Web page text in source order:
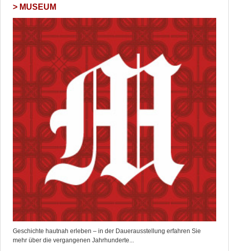
MUSEUM
Geschichte hautnah erleben – in der Dauerausstellung erfahren Sie
mehr über die vergangenen Jahrhunderte...